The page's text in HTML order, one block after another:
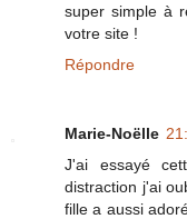
super simple à
votre site !
Répondre
Marie-Noëlle
J'ai essayé
distraction j'ai
fille a aussi